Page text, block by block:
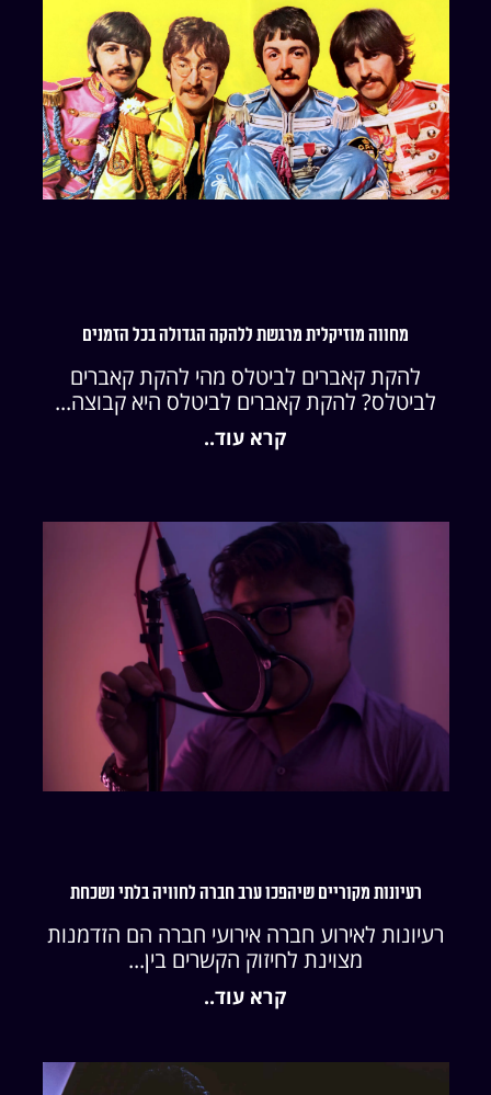
מחווה מוזיקלית מרגשת ללהקה הגדולה בכל הזמנים
להקת קאברים לביטלס מהי להקת קאברים
לביטלס? להקת קאברים לביטלס היא קבוצה...
קרא עוד..
רעיונות מקוריים שיהפכו ערב חברה לחוויה בלתי נשכחת
רעיונות לאירוע חברה אירועי חברה הם הזדמנות
מצוינת לחיזוק הקשרים בין...
קרא עוד..